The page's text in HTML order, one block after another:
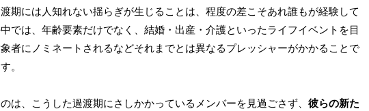
期には人知れない揺らぎが生じることは、程度の差こそあれ誰もが経験して
では、年齢要素だけでなく、結婚・出産・介護といったライフイベントを目
者にノミネートされるなどそれまでとは異なるプレッシャーがかかることで
。
は、こうした過渡期にさしかかっているメンバーを見過ごさず、 彼らの新た